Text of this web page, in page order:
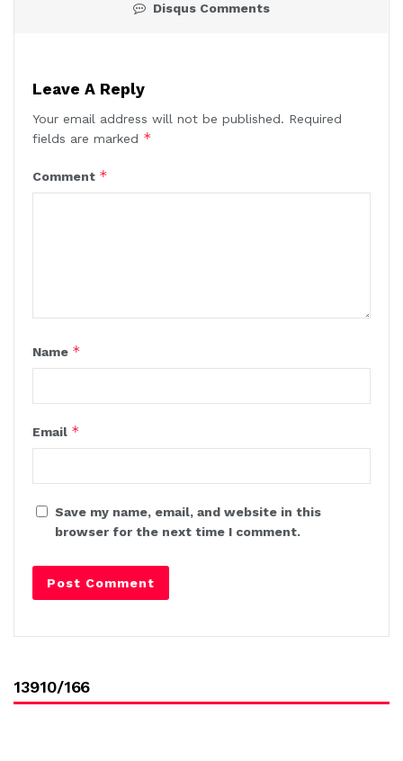
Disqus Comments
Leave A Reply
Your email address will not be published. Required
fields are marked *
Comment *
Name *
Email *
Save my name, email, and website in this
browser for the next time I comment.
13910/166